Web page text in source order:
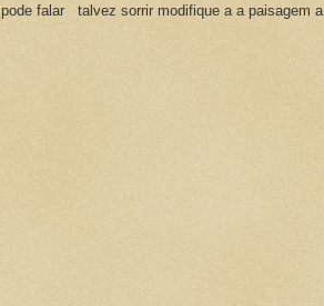
falar talvez sorrir modifique a a paisagem a